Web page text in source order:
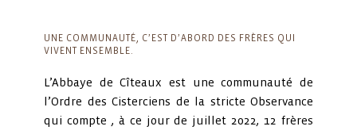
UNE COMMUNAUTÉ, C’EST D’ABORD DES FRÈRES QUI
VIVENT ENSEMBLE.
L’Abbaye de Cîteaux est une communauté de
l’Ordre des Cisterciens de la stricte Observance
qui compte , à ce jour de juillet 2022, 12 frères